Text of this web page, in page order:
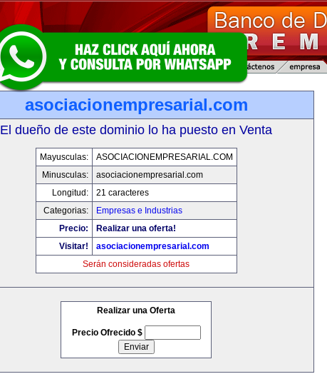
asociacionempresarial.com
El dueño de este dominio lo ha puesto en Venta
Mayusculas:
ASOCIACIONEMPRESARIAL.COM
Minusculas:
asociacionempresarial.com
Longitud:
21 caracteres
Categorias:
Empresas e Industrias
Precio:
Realizar una oferta!
Visitar!
asociacionempresarial.com
Serán consideradas ofertas
Realizar una Oferta
Precio Ofrecido $